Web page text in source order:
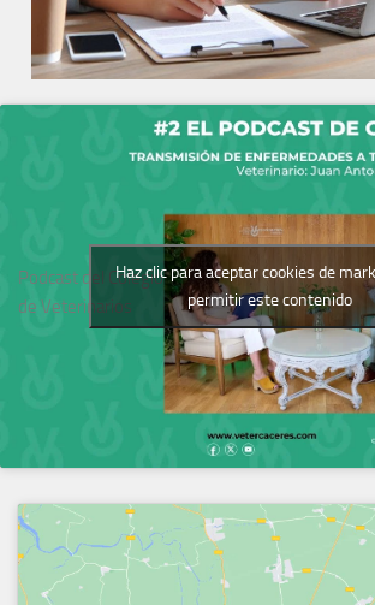
Podcast del Colegio
de Veterinarios
Haz clic para aceptar cookies de
permitir este contenido